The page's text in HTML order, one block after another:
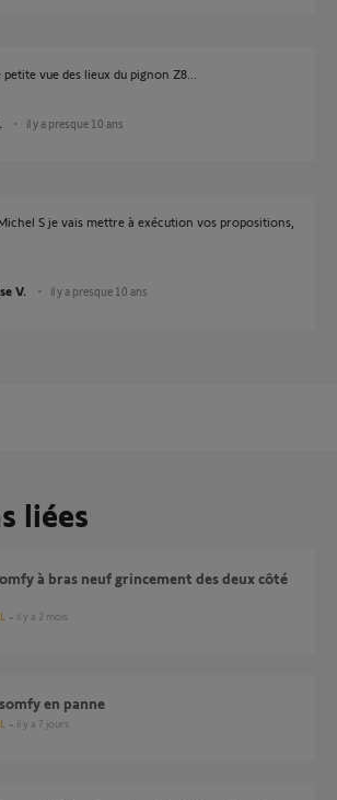
vue des lieux du pignon Z8...
il y a presque 10 ans
S je vais mettre à exécution vos propositions,
V. il y a presque 10 ans
liées
il y a 2 mois
en panne
il y a 7 jours